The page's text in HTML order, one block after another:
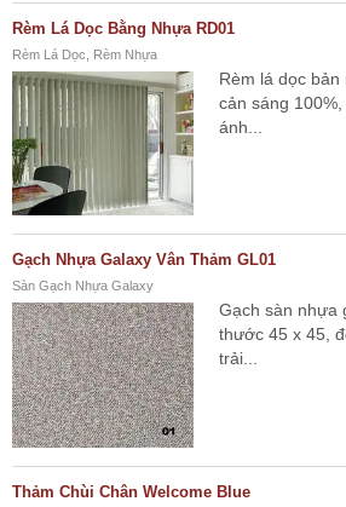
Rèm Lá Dọc Bằng Nhựa RD01
Rèm Lá Dọc, Rèm Nhựa
Rèm lá dọc bản
cản sáng
ánh...
Gạch Nhựa Galaxy Vân Thảm GL01
Sàn Gạch Nhựa Galaxy
Gạch sàn nhựa
thước 45 x 45,
trải...
Thảm Chùi Chân Welcome Blue